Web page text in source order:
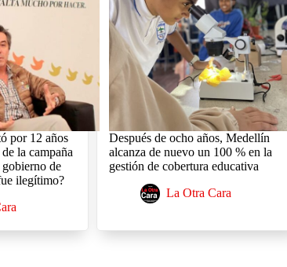
por 12 años
la campaña
gobierno de
ilegítimo?
Después de ocho años, Medellín
alcanza de nuevo un 100 % en la
gestión de cobertura educativa
La Otra Cara